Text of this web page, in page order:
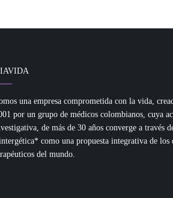
una empresa comprometida con la vida,
por un grupo de médicos colombianos, cuya
de más de 30 años converge a través
como una propuesta integrativa de los
del mundo.